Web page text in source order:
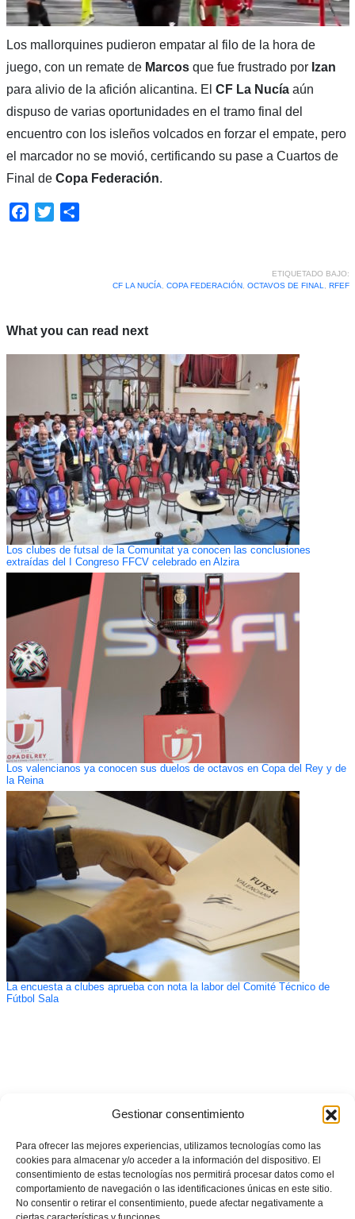
Gestionar consentimiento
Para ofrecer las mejores experiencias, utilizamos tecnologías como las
cookies para almacenar y/o acceder a la información del dispositivo. El
consentimiento de estas tecnologías nos permitirá procesar datos como el
comportamiento de navegación o las identificaciones únicas en este sitio.
No consentir o retirar el consentimiento, puede afectar negativamente a
Los mallorquines pudieron empatar al filo de la hora de
juego, con un remate de Marcos que fue frustrado por Izan
para alivio de la afición alicantina. El CF La Nucíaaún
dispuso de varias oportunidades en el tramo final del
encuentro con los isleños volcados en forzar el empate, pero
el marcador no se movió, certificando su pase a Cuartos de
Final de Copa Federación.
Facebook
Twitter
ETIQUETADO BAJO:
CF LA NUCÍA
COPA FEDERACIÓN, OCTAVOS DE FINAL RFEF
What you can read next
Los clubes de futsal de la Comunitat ya conocen las conclusiones
extraídas del I Congreso FFCV celebrado en Alzira
Los valencianos ya conocen sus duelos de octavos en Copa del Rey y de
la Reina
La encuesta a clubes aprueba con nota la labor del Comité Técnico de
Fútbol Sala